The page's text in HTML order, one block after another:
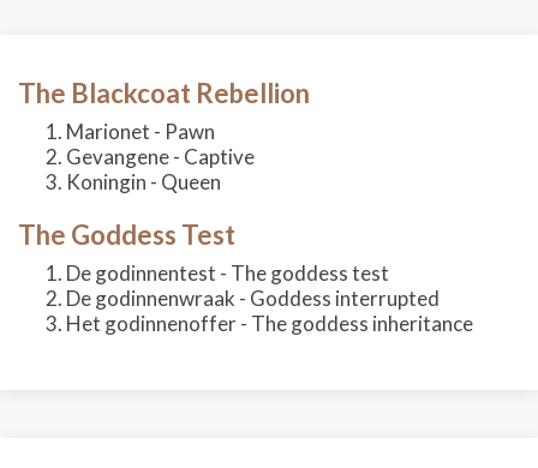
The Blackcoat Rebellion
Marionet - Pawn
Gevangene - Captive
Koningin - Queen
The Goddess Test
De godinnentest - The goddess test
De godinnenwraak - Goddess interrupted
Het godinnenoffer - The goddess inheritance